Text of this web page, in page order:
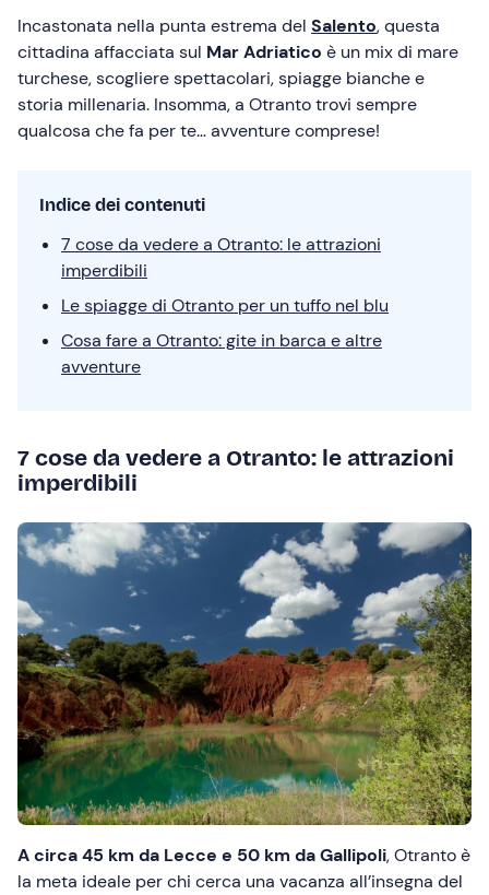
Incastonata nella punta estrema del Salento, questa
cittadina affacciata sul Mar Adriatico è un mix di mare
turchese, scogliere spettacolari, spiagge bianche e
storia millenaria. Insomma, a Otranto trovi sempre
qualcosa che fa per te… avventure comprese!
Indice dei contenuti
7 cose da vedere a Otranto: le attrazioni
imperdibili
Le spiagge di Otranto per un tuffo nel blu
Cosa fare a Otranto: gite in barca e altre
avventure
7 cose da vedere a Otranto: le attrazioni
imperdibili
A circa 45 km da Lecce e 50 km da Gallipoli, Otranto è
la meta ideale per chi cerca una vacanza all’insegna del